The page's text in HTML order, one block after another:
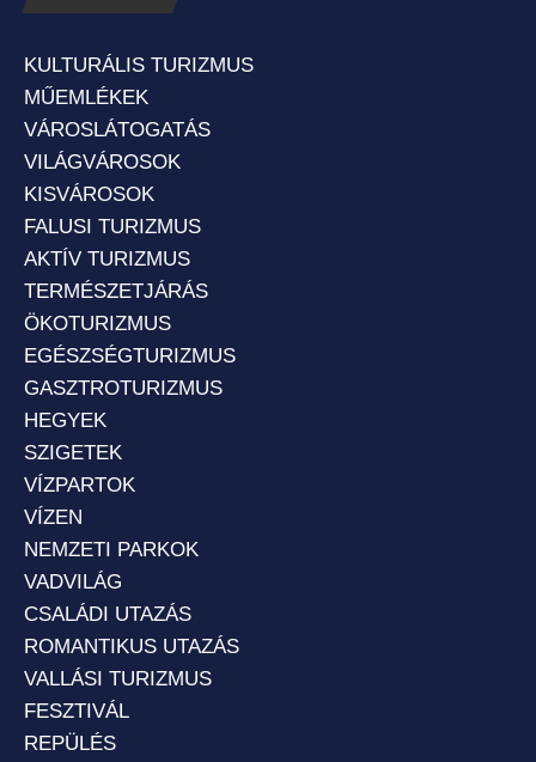
KULTURÁLIS TURIZMUS
MŰEMLÉKEK
VÁROSLÁTOGATÁS
VILÁGVÁROSOK
KISVÁROSOK
FALUSI TURIZMUS
AKTÍV TURIZMUS
TERMÉSZETJÁRÁS
ÖKOTURIZMUS
EGÉSZSÉGTURIZMUS
GASZTROTURIZMUS
HEGYEK
SZIGETEK
VÍZPARTOK
VÍZEN
NEMZETI PARKOK
VADVILÁG
CSALÁDI UTAZÁS
ROMANTIKUS UTAZÁS
VALLÁSI TURIZMUS
FESZTIVÁL
REPÜLÉS